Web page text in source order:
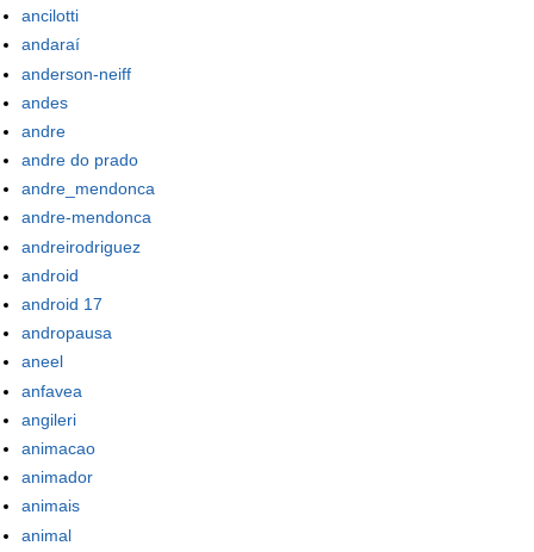
ancilotti
andaraí
anderson-neiff
andes
andre
andre do prado
andre_mendonca
andre-mendonca
andreirodriguez
android
android 17
andropausa
aneel
anfavea
angileri
animacao
animador
animais
animal